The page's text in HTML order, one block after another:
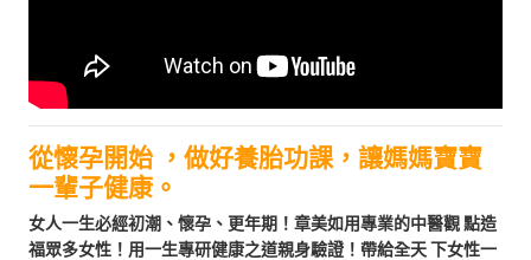
從懷孕開始 ，做好養胎功課，讓媽媽寶寶
一輩子健康。
女人一生必經初潮、懷孕、更年期！章美如用專業的中醫觀 點造
福眾多女性！用一生專研健康之道親身驗證！帶給全天 下女性一